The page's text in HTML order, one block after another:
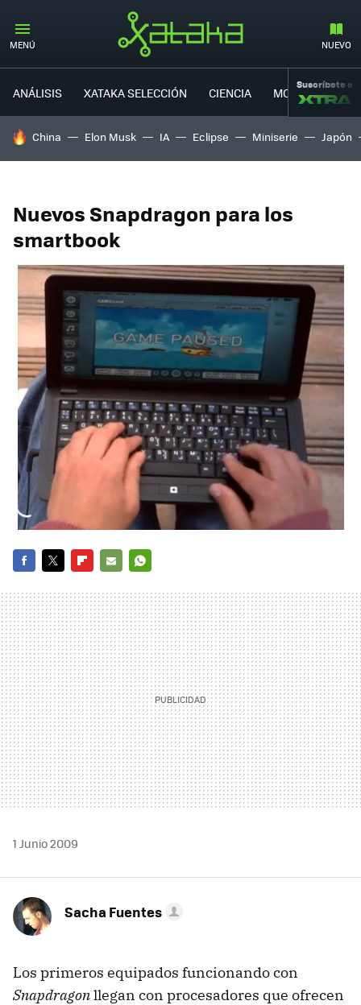
MENÚ NUEVO
ANÁLISIS XATAKA SELECCIÓN CIENCIA MOVILIDAD
Suscríbete a
HOY SE HABLA DE
China Elon Musk IA Eclipse Miniserie Japón
Nuevos Snapdragon para los
smartbook
MAIL
1 Junio 2009
Sacha Fuentes
Los primeros equipados funcionando con
Snapdragonllegan con procesadores que ofrecen